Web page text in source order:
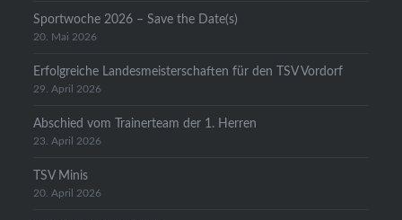
Sportwoche 2026 – Save the Date(s)
20. Mai 2026
Erfolgreiche Landesmeisterschaften für den TSV Vordorf
29. April 2026
Abschied vom Trainerteam der 1. Herren
23. April 2026
TSV Minis
20. April 2026